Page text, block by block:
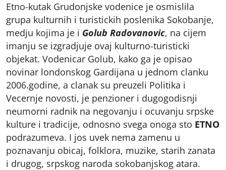
Etno-kutak Grudonjske vodenice je osmislila
grupa kulturnih i turistickih poslenika Sokobanje,
medju kojima je i Golub Radovanovic, na cijem
imanju se izgradjuje ovaj kulturno-turisticki
objekat. Vodenicar Golub, kako ga je opisao
novinar londonskog Gardijana u jednom clanku
2006.godine, a clanak su preuzeli Politika i
Vecernje novosti, je penzioner i dugogodisnji
neumorni radnik na negovanju i ocuvanju srpske
kulture i tradicije, odnosno svega onoga sto ETNO
podrazumeva. I jos uvek nema zamenu u
poznavanju obicaj, folklora, muzike, starih zanata
i drugog, srpskog naroda sokobanjskog atara.